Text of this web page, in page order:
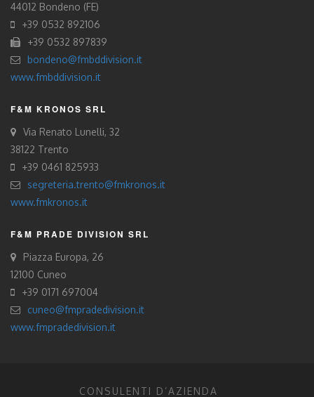
44012 Bondeno (FE)
+39 0532 892106
+39 0532 897839
bondeno@fmbddivision.it
www.fmbddivision.it
F&M KRONOS SRL
Via Renato Lunelli, 32
38122 Trento
+39 0461 825933
segreteria.trento@fmkronos.it
www.fmkronos.it
F&M PRADE DIVISION SRL
Piazza Europa, 26
12100 Cuneo
+39 0171 697004
cuneo@fmpradedivision.it
www.fmpradedivision.it
CONSULENTI D’AZIENDA